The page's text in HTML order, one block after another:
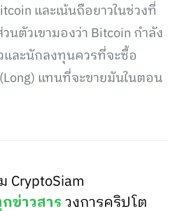
และเน้นถือยาวในช่วงที่
ตัวเขามองว่า Bitcoin กำลัง
และนักลงทุนควรที่จะซื้อ
แทนที่จะขายมันในตอน
CryptoSiam
ข่าวสารวงการคริปโต